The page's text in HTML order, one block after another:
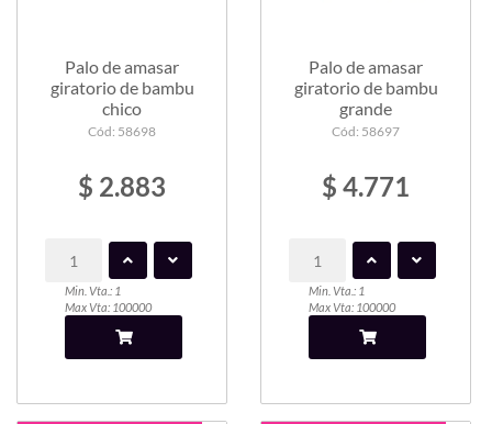
Palo de amasar
giratorio de bambu
chico
Cód: 58698
$ 2.883
Min. Vta.: 1
Max Vta: 100000
Palo de amasar
giratorio de bambu
grande
Cód: 58697
$ 4.771
Min. Vta.: 1
Max Vta: 100000